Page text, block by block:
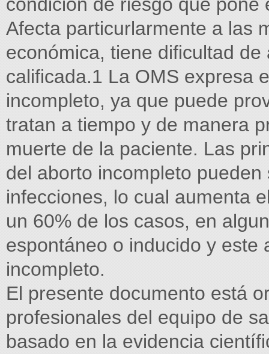
Afecta particurlarmente a las
económica, tiene dificultad
calificada.1 La OMS expresa
incompleto, ya que puede
tratan a tiempo y de manera
muerte de la paciente. Las
del aborto incompleto
infecciones, lo cual aumenta
un 60% de los casos, en
espontáneo o inducido y este
incompleto.
El presente documento está
profesionales del equipo de
basado en la evidencia